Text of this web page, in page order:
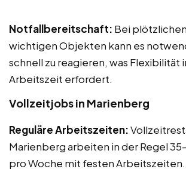
Notfallbereitschaft: Bei
wichtigen Objekten kann es
schnell zu reagieren, was Flexibilität
Arbeitszeit erfordert.
Vollzeitjobs in Marienberg
Reguläre Arbeitszeiten:
Marienberg arbeiten in der Regel
pro Woche mit festen Arbeitszeiten.